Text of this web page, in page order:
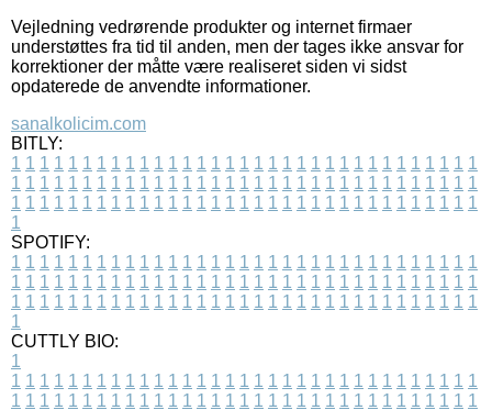
Vejledning vedrørende produkter og internet firmaer
understøttes fra tid til anden, men der tages ikke ansvar for
korrektioner der måtte være realiseret siden vi sidst
opdaterede de anvendte informationer.
sanalkolicim.com
BITLY:
1 1 1 1 1 1 1 1 1 1 1 1 1 1 1 1 1 1 1 1 1 1 1 1 1 1 1 1 1 1 1 1 1
1 1 1 1 1 1 1 1 1 1 1 1 1 1 1 1 1 1 1 1 1 1 1 1 1 1 1 1 1 1 1 1 1
1 1 1 1 1 1 1 1 1 1 1 1 1 1 1 1 1 1 1 1 1 1 1 1 1 1 1 1 1 1 1 1 1
1
SPOTIFY:
1 1 1 1 1 1 1 1 1 1 1 1 1 1 1 1 1 1 1 1 1 1 1 1 1 1 1 1 1 1 1 1 1
1 1 1 1 1 1 1 1 1 1 1 1 1 1 1 1 1 1 1 1 1 1 1 1 1 1 1 1 1 1 1 1 1
1 1 1 1 1 1 1 1 1 1 1 1 1 1 1 1 1 1 1 1 1 1 1 1 1 1 1 1 1 1 1 1 1
1
CUTTLY BIO:
1
1 1 1 1 1 1 1 1 1 1 1 1 1 1 1 1 1 1 1 1 1 1 1 1 1 1 1 1 1 1 1 1 1
1 1 1 1 1 1 1 1 1 1 1 1 1 1 1 1 1 1 1 1 1 1 1 1 1 1 1 1 1 1 1 1 1